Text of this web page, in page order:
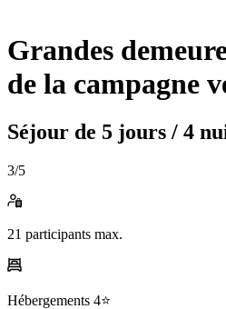
Grandes
de la campagne
Séjour de 5 jours / 4
3/5
21 participants max.
Hébergements 4⭐️